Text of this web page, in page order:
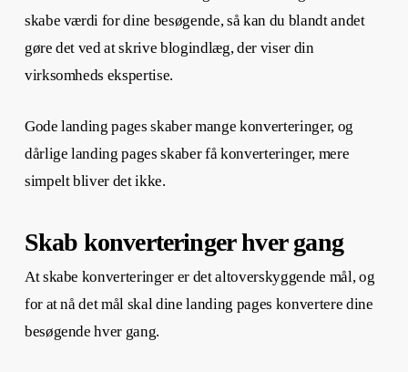
skabe værdi for dine besøgende, så kan du blandt andet
gøre det ved at skrive blogindlæg, der viser din
virksomheds ekspertise.
Gode landing pages skaber mange konverteringer, og
dårligelanding pages skaber få konverteringer, mere
simpelt bliver det ikke.
Skab konverteringer hver gang
At skabe konverteringer er det altoverskyggende mål, og
for at nå det mål skal dinelanding pages konvertere dine
besøgende hver gang.